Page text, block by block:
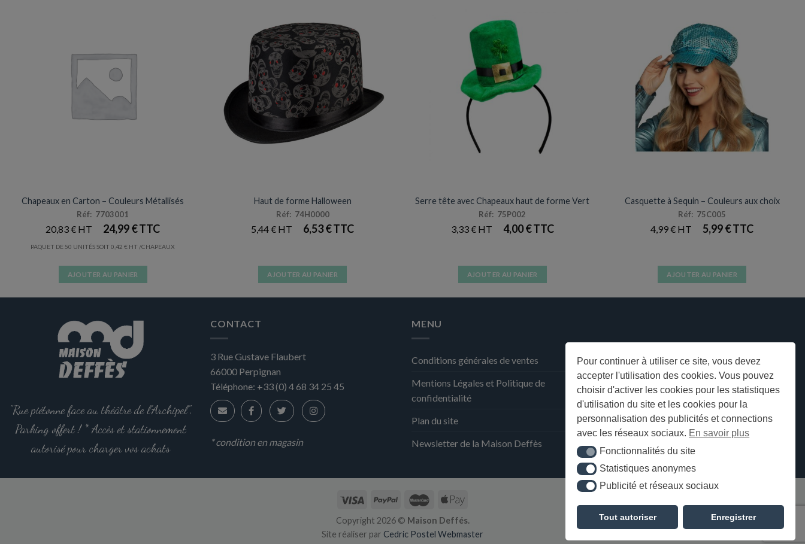
Pour continuer à utiliser ce site, vous devez
accepter l'utilisation des cookies. Vous pouvez
choisir d'activer les cookies pour les statistiques
d'utilisation du site et les cookies pour la
personnalisation des publicités et connections
avec les réseaux sociaux. En savoir plus
Fonctionnalités du site
Fonctionnalités du site
Statistiques anonymes
Statistiques anonymes
Publicité et réseaux sociaux
Publicité et réseaux sociaux
Tout autoriser Enregistrer
Chapeaux en Carton – Couleurs Métallisés
Réf: 7703001
20,83€ 24,99€
PAQUET DE 50 UNITÉS SOIT 0,42€ /CHAPEAUX
AJOUTER AU PANIER
Haut de forme Halloween
Réf: 74H0000
5,44€ 6,53€
AJOUTER AU PANIER
Serre tête avec Chapeaux haut de forme Vert
Réf: 75P002
3,33€ 4,00€
AJOUTER AU PANIER
Casquette à Sequin – Couleurs aux choix
Réf: 75C005
4,99€ 5,99€
AJOUTER AU PANIER
"Rue piétonne face au théâtre de l'Archipel".
Parking offert ! * Accès et stationnement
autorisé pour charger vos achats
CONTACT
3 Rue Gustave Flaubert
66000 Perpignan
Téléphone: +33 (0) 4 68 34 25 45
* condition en magasin
MENU
Conditions générales de ventes
Mentions Légales et Politique de
confidentialité
Plan du site
Newsletter de la Maison Deffès
Copyright 2026 © Maison Deffés.
Site réaliser par Cedric Postel Webmaster